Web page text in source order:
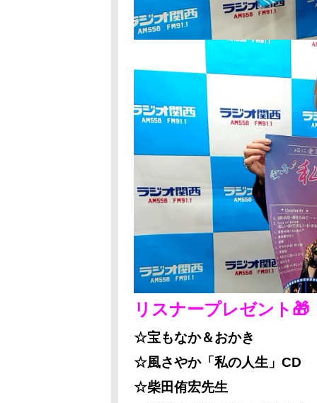
リスナープレゼント🎁
☆宝もなか＆おかき
☆風さやか「私の人生」CD
☆柴田侑宏先生